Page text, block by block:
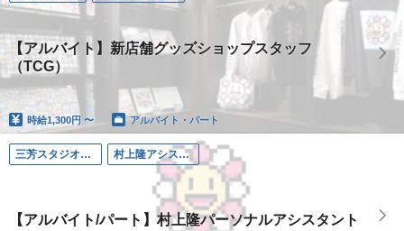
【アルバイト】新店舗グッズショップスタッフ
（TCG）
時給1,300円 〜 アルバイト・パート
三芳スタジオ（埼玉） 村上隆アシスタント補佐
【アルバイト/パート】村上隆パーソナルアシスタント